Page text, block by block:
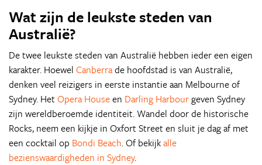
Wat zijn de leukste steden van
Australië?
De twee leukste steden van Australië hebben ieder een eigen
karakter. Hoewel Canberrade hoofdstad is van Australië,
denken veel reizigers in eerste instantie aan Melbourne of
Sydney. Het Opera Houseen Darling Harbourgeven Sydney
zijn wereldberoemde identiteit. Wandel door de historische
Rocks, neem een kijkje in Oxfort Street en sluit je dag af met
een cocktail op Bondi Beach. Of bekijkalle
bezienswaardigheden in Sydney.